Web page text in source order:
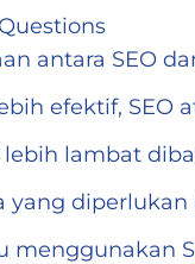
antara SEO
efektif, SEO
lebih lambat
yang
menggunakan